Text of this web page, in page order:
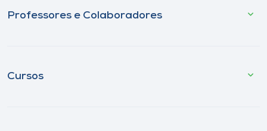
Professores e Colaboradores
Cursos